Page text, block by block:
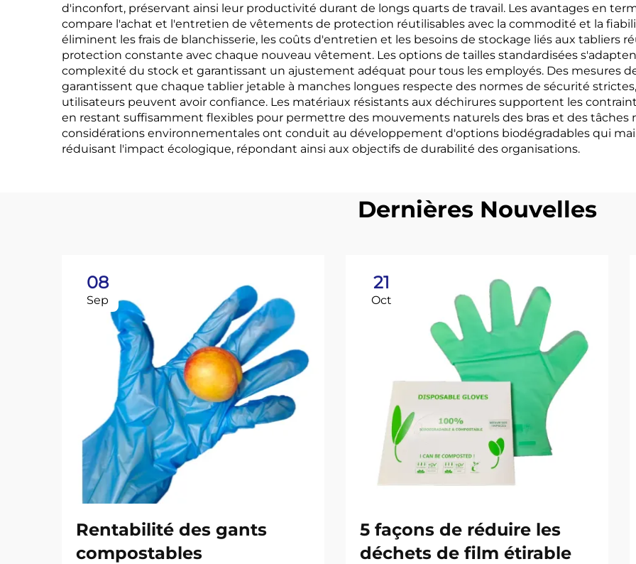
d'inconfort, préservant ainsi leur productivité durant de longs quarts de travail. Les avantages en
compare l'achat et l'entretien de vêtements de protection réutilisables avec la commodité et la
éliminent les frais de blanchisserie, les coûts d'entretien et les besoins de stockage liés aux tabliers
protection constante avec chaque nouveau vêtement. Les options de tailles standardisées
complexité du stock et garantissant un ajustement adéquat pour tous les employés. Des mesures
garantissent que chaque tablier jetable à manches longues respecte des normes de sécurité
utilisateurs peuvent avoir confiance. Les matériaux résistants aux déchirures supportent les
en restant suffisamment flexibles pour permettre des mouvements naturels des bras et des tâches
considérations environnementales ont conduit au développement d'options biodégradables qui
réduisant l'impact écologique, répondant ainsi aux objectifs de durabilité des organisations.
Dernières Nouvelles
08
Sep
Rentabilité des gants
compostables
21
Oct
5 façons de réduire les
déchets de film étirable